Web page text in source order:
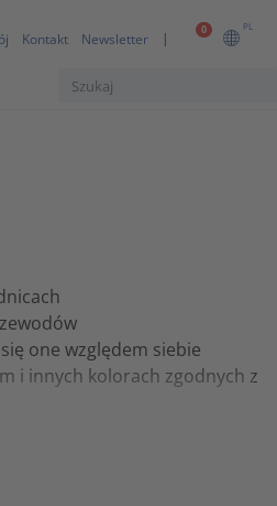
0 PL
Kontakt Newsletter
one względem siebie
i innych kolorach zgodnych z